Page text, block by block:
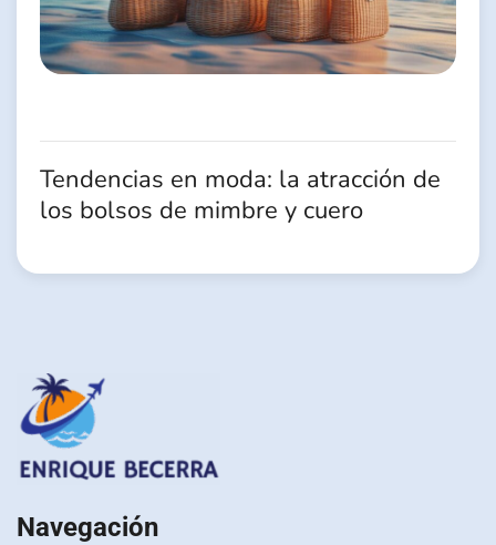
Tendencias en moda: la atracción de
los bolsos de mimbre y cuero
Navegación